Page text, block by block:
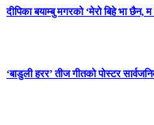
दीपिका बयाम्बु मगरको ‘मेरो बिहे भा छैन,
‘बाडुली हरर’ तीज गीतको पोस्टर